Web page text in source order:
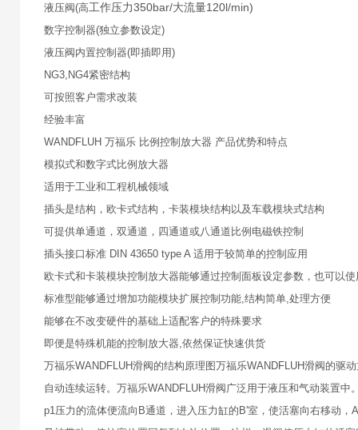
液压阀(高工作压力350bar/大流量120l/min)
数字控制器(独立参数设定)
液压阀内置控制器(即插即用)
NG3,NG4紧密结构
可按照客户需求改装
经验丰富
WANDFLUH 万福乐 比例控制放大器 产品优势和特点
模拟式和数字式比例放大器
适用于工业和工程机械领域
插头是结构，欧卡式结构，卡装模块结构以及车载模块式结构
可提供单通道，双通道，四通道或八通道比例电磁铁控制
插头接口标准 DIN 43650 type A 适用于较简单的控制应用
欧卡式和卡装模块控制放大器能够通过控制面板设定参数，也可以
标准型能够通过增加功能模块扩展控制功能,结构简单,处理方便
能够在不改变硬件的基础上适配客户的特殊要求
即便是特殊机能的控制放大器,依然保证快速供货
万福乐WANDFLUH滑阀的结构原理图万福乐WANDFLUH滑阀的驱
自动连续运转。万福乐WANDFLUH滑阀广泛用于液压和气动装置
p1压力的流体便流向B通道，进入压力缸的B′室，使活塞向右移动